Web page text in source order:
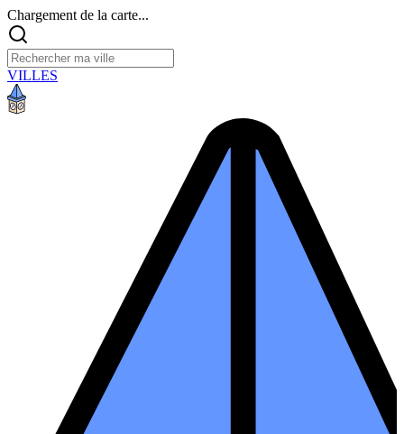
Chargement de la carte...
VILLES